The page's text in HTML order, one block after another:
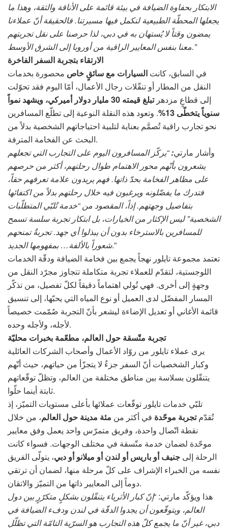
الابتكار بحفاوة الضيافة في بيئة قائمة على الأناقة والثقة، وهذا ما
يجعلها المحطّة الطبيعية لنكمل فيها مسيرتنا. فالحقيقة أنّ عملاءنا
يمضون وقتاً لا يُستهان به في دبي، لذا حرصنا على نقل تجربتهم
معنا بنفس المعايير الراقية من أوروبا إلى الشرق الأوسط.”
الارتقاء بتجربة السفر الفاخرة
في السابق، كانت السيارات مع سائقٍ خاص محصورة بخدمات
النقل من المطار أو تنقّلات رجال الأعمال، أمّا اليوم فقد تحوّلت
إلى قطاعٍ مزدهر
تبلغ قيمته 30 مليار دولار أميركي، ويشهد نمواً
سنوياً يتخطّى 13%
. وتعود هذه النقلة النوعية إلى تطلّع المسافرين
نحو تجارب راقية تُصمَّم بعناية لتلبية احتياجاتهم الشخصية بدلاً من
البحث عن الفخامة المترفة.
وأشار مارتي:“يركّز المسافرون اليوم على التجارب التي تجعلهم
يشعرون بأنّهم محور الاهتمام طوال رحلتهم، أكثر من حرصهم
على مظاهر الفخامة بحدّ ذاتها. فهم يريدون علامة تعرفهم حقاً،
فتدرك ما يفضّلونه ويرغبون فيه خلال رحلتهم بدلاً من اكتفائها
بتفاصيل وجهتهم. إذاً، المقصود من “خدمة تُلبّي المتطلّبات
الشخصية” ليس الإكثار من الخيارات، بل ابتكار تجربة سلسة تسمح
للمسافرين بالاسترخاء بدون أن يبذلوا أي جهد. تجربةٌ تمنحهم
شعوراً بالألفة… بمفهومها الجديد.”
تعتمد مجموعة تايلور نهجاً يجمع بين فخامة الضيافة ودقّة الخدمات
اللوجستية، لتقدّم للعملاء تجربة متكاملة تتجاوز مجرّد النقل من
وجهةٍ إلى أخرى. فهي تُولي اهتماماً دقيقاً لكلّ تفصيل، من تذكّر
المسار المفضّل لدى العميل أو نوع المياه التي يحبّها، إلى تنسيق
قائمة الأغاني أو تعديل الإضاءة ليشعر بأنّ التجربة صُمّمت خصيصاً
لأجله، ولأجله وحده.
تجربة متّسقة حول العالم، مطعّمة بخبرات محليّة
يرى عملاء تايلور من روّاد الأعمال وأصحاب الشركات العائلية
وكبار الشخصيات أنّ السفر جزءٌ لا يتجزّأ من حياتهم، حيث أنّهم
يتنقّلون بسلاسة بين مناطق مختلفة من العالم، وتظلّ توقّعاتهم
ثابتة أينما حلّوا.
تلبّي خدمات تايلور توقّعات عملائها بأعلى مستويات التميّز، إذ
تُقدّمتجربة موحّدة في أكثر من مئة مدينة حول العالم، من خلال
نقطة اتّصال واحدة، وفريق متمرّس واحد يعمل وفق معايير
موحّدة لضمان خدمة متّسقة في مختلف الوجهات. فسواء كانت
الرحلة إلى جنيف أو باريس أو لندن أو ميلانو أو دبي، يتولّى الفريق
نفسه من الخبراء الإشراف على كلّ مرحلة منها، لضمان أن ترتقي
دوماً إلى المعايير ذاتها من التميّز والاتقان.
هذا ويؤكّد مارتي: “إنّ كبار الأثرياء يتنقّلون بشكلٍ متكرّرٍ بين دول
العالم، ويتوقّعون أن يجدوا الدقّة في لندن ودفء الضيافة في
دبي، غير أنّ ما يجمع كلّ هذه التجارب هو السرّية التامّة التي تظلّل